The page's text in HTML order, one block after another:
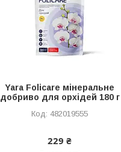
Yara Folicare мінеральне
добриво для орхідей 180 г
482019555
229 ₴